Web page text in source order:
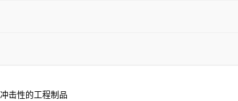
击性的工程制品